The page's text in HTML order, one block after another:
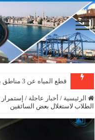
قطع المياه عن 3 مناطق بدمياط
الرئيسية / أخبار عاجلة /
الطلاب لاستغلال بعض السائقين